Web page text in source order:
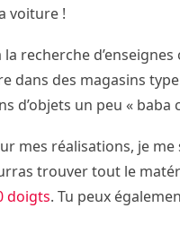
voiture !
la recherche
dans des magasins type
d’objets un peu « baba
mes réalisations, je
trouver tout le
doigts. Tu peux